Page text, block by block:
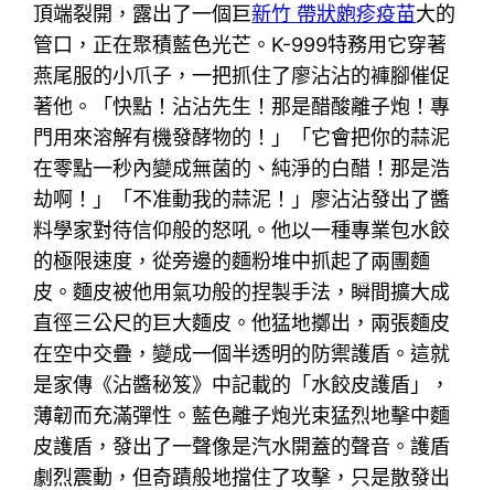
頂端裂開，露出了一個巨新竹 帶狀皰疹疫苗大的
管口，正在聚積藍色光芒。K-999特務用它穿著
燕尾服的小爪子，一把抓住了廖沾沾的褲腳催促
著他。「快點！沾沾先生！那是醋酸離子炮！專
門用來溶解有機發酵物的！」「它會把你的蒜泥
在零點一秒內變成無菌的、純淨的白醋！那是浩
劫啊！」「不准動我的蒜泥！」廖沾沾發出了醬
料學家對待信仰般的怒吼。他以一種專業包水餃
的極限速度，從旁邊的麵粉堆中抓起了兩團麵
皮。麵皮被他用氣功般的捏製手法，瞬間擴大成
直徑三公尺的巨大麵皮。他猛地擲出，兩張麵皮
在空中交疊，變成一個半透明的防禦護盾。這就
是家傳《沾醬秘笈》中記載的「水餃皮護盾」，
薄韌而充滿彈性。藍色離子炮光束猛烈地擊中麵
皮護盾，發出了一聲像是汽水開蓋的聲音。護盾
劇烈震動，但奇蹟般地擋住了攻擊，只是散發出